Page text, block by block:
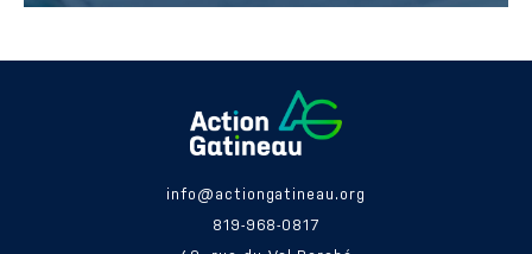
info@actiongatineau.org
819-968-0817